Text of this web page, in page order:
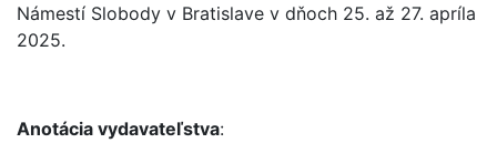
Námestí Slobody v Bratislave v dňoch 25. až 27. apríla
2025.
Anotácia vydavateľstva: